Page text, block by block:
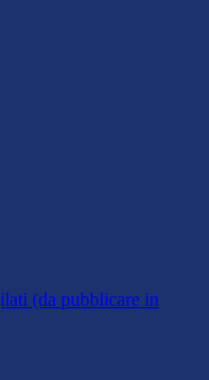
(da pubblicare in